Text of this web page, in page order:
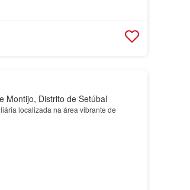
Montijo, Distrito de Setúbal
localizada na área vibrante de